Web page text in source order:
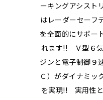
ーキングアシスト
はレーダーセーフ
を全面的にサポー
れます!! Ｖ型６
ジンと電子制御９
Ｃ）がダイナミッ
を実現!! 実用性